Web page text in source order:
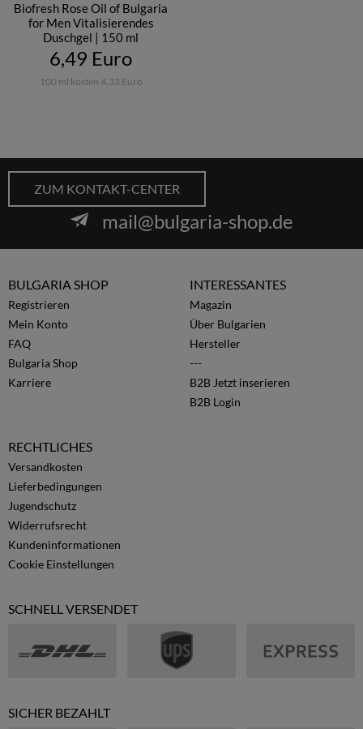
Biofresh Rose Oil of Bulgaria
for Men Vitalisierendes
Duschgel | 150 ml
6,49 Euro
100 ml kosten 4,33 Euro
ZUM KONTAKT-CENTER
mail@bulgaria-shop.de
BULGARIA SHOP
Registrieren
Mein Konto
FAQ
Bulgaria Shop
Karriere
INTERESSANTES
Magazin
Über Bulgarien
Hersteller
---
B2B Jetzt inserieren
B2B Login
RECHTLICHES
Versandkosten
Lieferbedingungen
Jugendschutz
Widerrufsrecht
Kundeninformationen
Cookie Einstellungen
SCHNELL VERSENDET
SICHER BEZAHLT